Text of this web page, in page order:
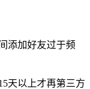
添加好友过于频
天以上才再第三方